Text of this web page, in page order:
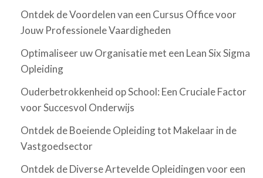
Ontdek de Voordelen van een Cursus Office voor
Jouw Professionele Vaardigheden
Optimaliseer uw Organisatie met een Lean Six Sigma
Opleiding
Ouderbetrokkenheid op School: Een Cruciale Factor
voor Succesvol Onderwijs
Ontdek de Boeiende Opleiding tot Makelaar in de
Vastgoedsector
Ontdek de Diverse Artevelde Opleidingen voor een